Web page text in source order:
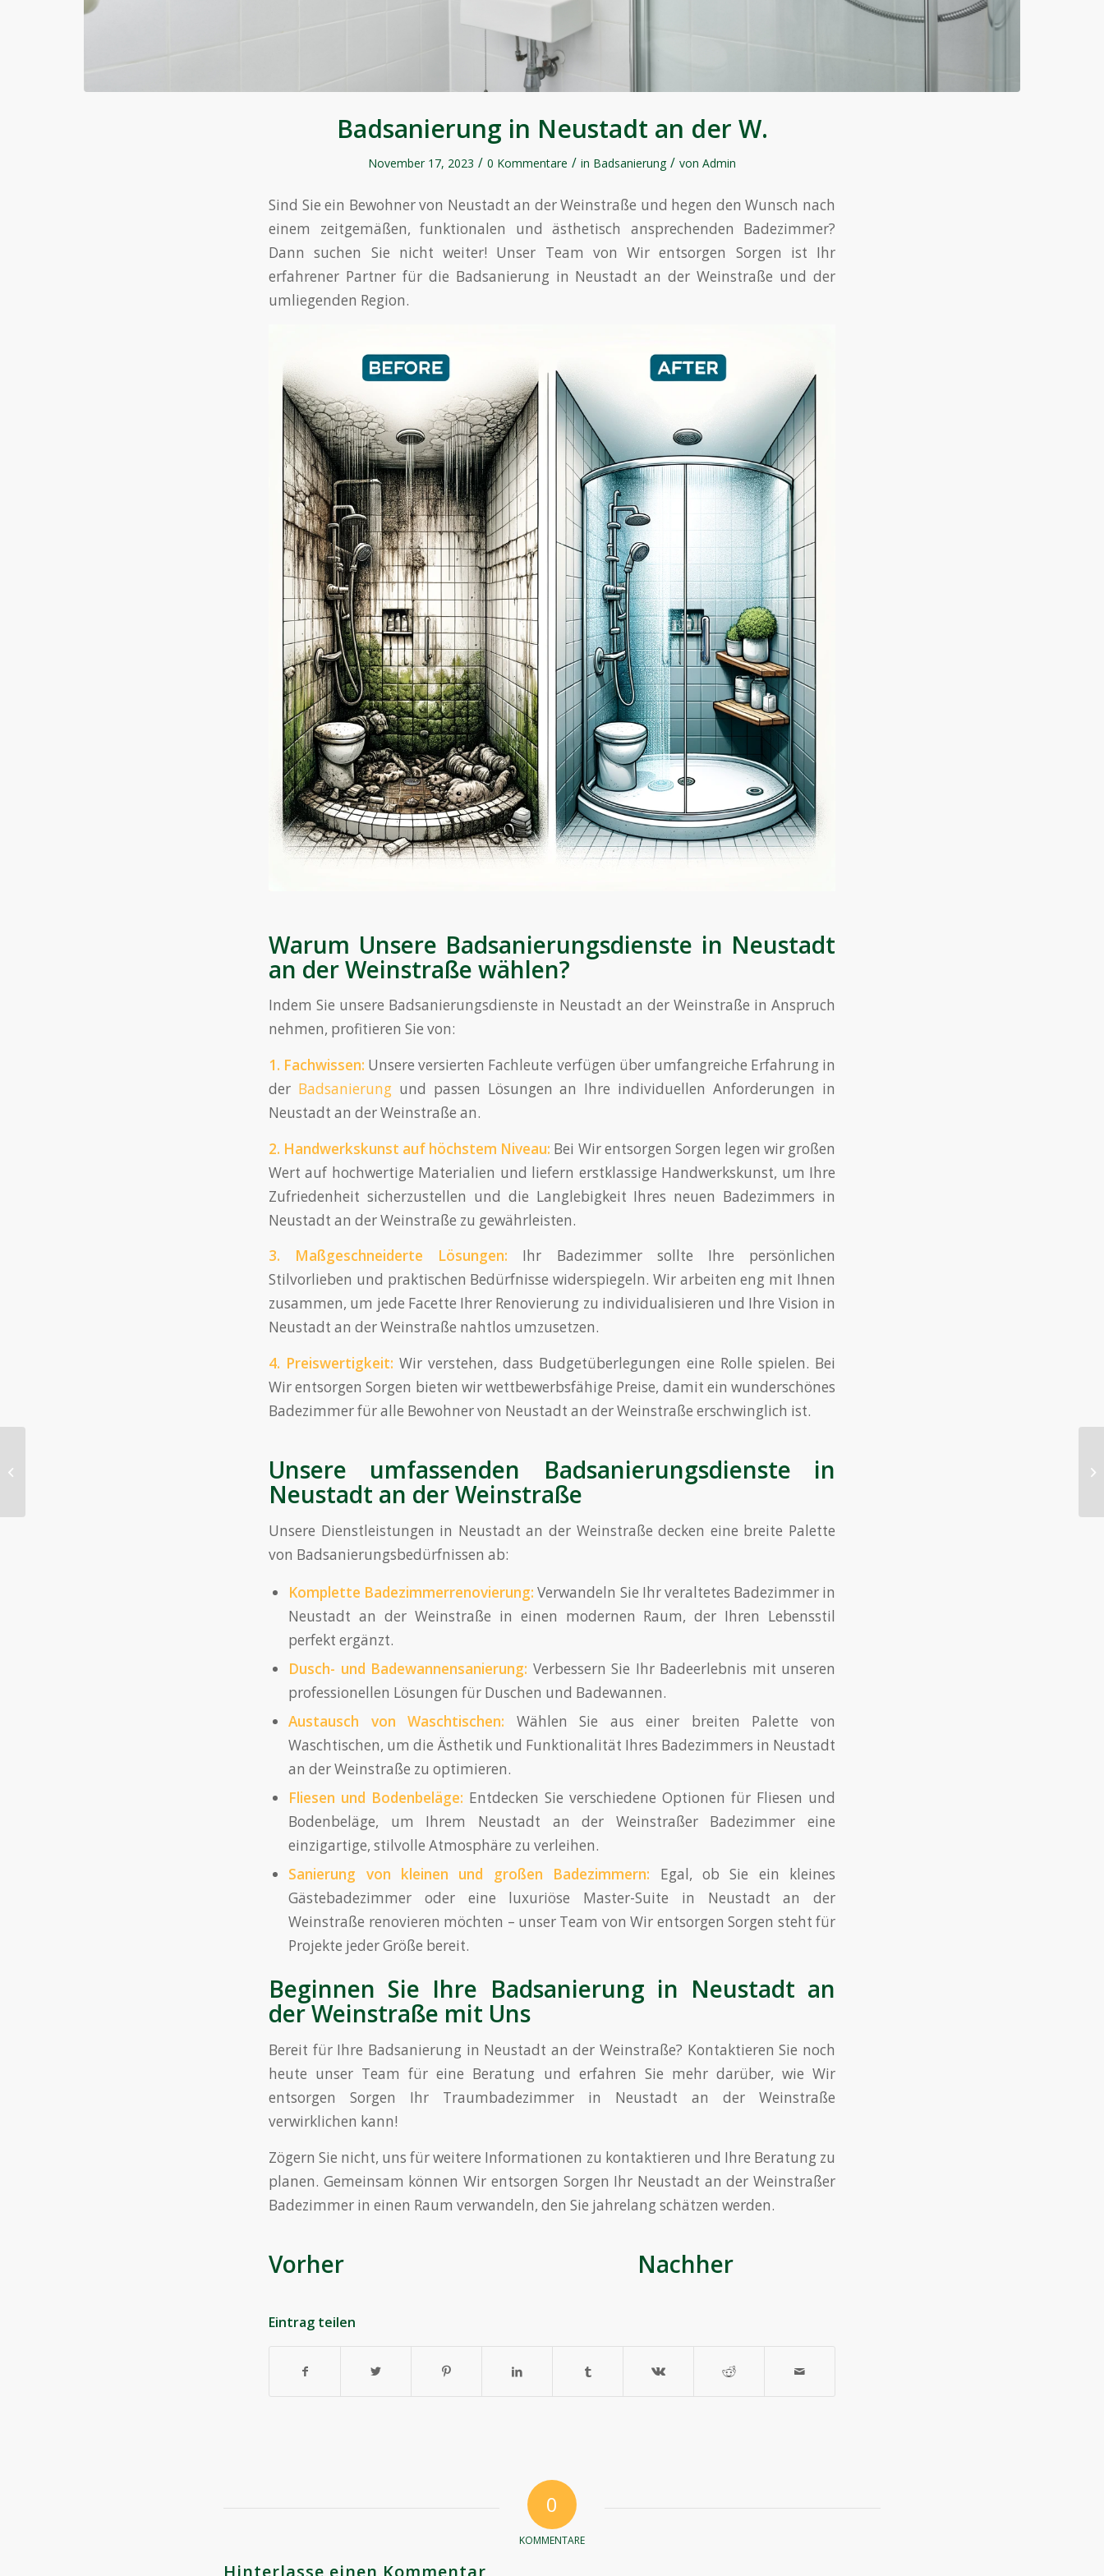
Badsanierung in Neustadt an der W.
November 17, 2023 / 0 Kommentare / in Badsanierung / von Admin
Sind Sie ein Bewohner von Neustadt an der Weinstraße und hegen den Wunsch nach
einem zeitgemäßen, funktionalen und ästhetisch ansprechenden Badezimmer?
Dann suchen Sie nicht weiter! Unser Team von Wir entsorgen Sorgen ist Ihr
erfahrener Partner für die Badsanierung in Neustadt an der Weinstraße und der
umliegenden Region.
Warum Unsere Badsanierungsdienste in Neustadt
an der Weinstraße wählen?
Indem Sie unsere Badsanierungsdienste in Neustadt an der Weinstraße in Anspruch
nehmen, profitieren Sie von:
1. Fachwissen: Unsere versierten Fachleute verfügen über umfangreiche Erfahrung in
der Badsanierungund passen Lösungen an Ihre individuellen Anforderungen in
Neustadt an der Weinstraße an.
2. Handwerkskunst auf höchstem Niveau: Bei Wir entsorgen Sorgen legen wir großen
Wert auf hochwertige Materialien und liefern erstklassige Handwerkskunst, um Ihre
Zufriedenheit sicherzustellen und die Langlebigkeit Ihres neuen Badezimmers in
Neustadt an der Weinstraße zu gewährleisten.
3. Maßgeschneiderte Lösungen: Ihr Badezimmer sollte Ihre persönlichen
Stilvorlieben und praktischen Bedürfnisse widerspiegeln. Wir arbeiten eng mit Ihnen
zusammen, um jede Facette Ihrer Renovierung zu individualisieren und Ihre Vision in
Neustadt an der Weinstraße nahtlos umzusetzen.
4. Preiswertigkeit: Wir verstehen, dass Budgetüberlegungen eine Rolle spielen. Bei
Wir entsorgen Sorgen bieten wir wettbewerbsfähige Preise, damit ein wunderschönes
Badezimmer für alle Bewohner von Neustadt an der Weinstraße erschwinglich ist.
Unsere umfassenden Badsanierungsdienste in
Neustadt an der Weinstraße
Unsere Dienstleistungen in Neustadt an der Weinstraße decken eine breite Palette
von Badsanierungsbedürfnissen ab:
Komplette Badezimmerrenovierung: Verwandeln Sie Ihr veraltetes Badezimmer in
Neustadt an der Weinstraße in einen modernen Raum, der Ihren Lebensstil
perfekt ergänzt.
Dusch- und Badewannensanierung: Verbessern Sie Ihr Badeerlebnis mit unseren
professionellen Lösungen für Duschen und Badewannen.
Austausch von Waschtischen: Wählen Sie aus einer breiten Palette von
Waschtischen, um die Ästhetik und Funktionalität Ihres Badezimmers in Neustadt
an der Weinstraße zu optimieren.
Fliesen und Bodenbeläge: Entdecken Sie verschiedene Optionen für Fliesen und
Bodenbeläge, um Ihrem Neustadt an der Weinstraßer Badezimmer eine
einzigartige, stilvolle Atmosphäre zu verleihen.
Sanierung von kleinen und großen Badezimmern: Egal, ob Sie ein kleines
Gästebadezimmer oder eine luxuriöse Master-Suite in Neustadt an der
Weinstraße renovieren möchten – unser Team von Wir entsorgen Sorgen steht für
Projekte jeder Größe bereit.
Beginnen Sie Ihre Badsanierung in Neustadt an
der Weinstraße mit Uns
Bereit für Ihre Badsanierung in Neustadt an der Weinstraße? Kontaktieren Sie noch
heute unser Team für eine Beratung und erfahren Sie mehr darüber, wie Wir
entsorgen Sorgen Ihr Traumbadezimmer in Neustadt an der Weinstraße
verwirklichen kann!
Zögern Sie nicht, uns für weitere Informationen zu kontaktieren und Ihre Beratung zu
planen. Gemeinsam können Wir entsorgen Sorgen Ihr Neustadt an der Weinstraßer
Badezimmer in einen Raum verwandeln, den Sie jahrelang schätzen werden.
Vorher Nachher
Eintrag teilen
0
KOMMENTARE